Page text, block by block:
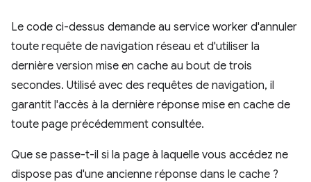
Le code ci-dessus demande au service worker d'annuler
toute requête de navigation réseau et d'utiliser la
dernière version mise en cache au bout de trois
secondes. Utilisé avec des requêtes de navigation, il
garantit l'accès à la dernière réponse mise en cache de
toute page précédemment consultée.
Que se passe-t-il si la page à laquelle vous accédez ne
dispose pas d'une ancienne réponse dans le cache ?